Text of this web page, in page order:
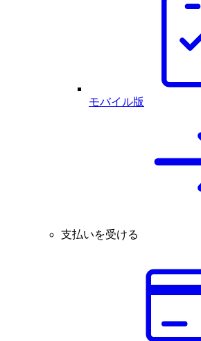
モバイル版
支払いを受ける